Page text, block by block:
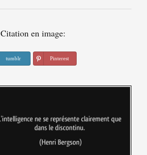
Citation en image:
tumblr Pinterest